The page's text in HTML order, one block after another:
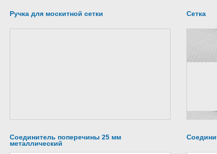
Ручка для москитной сетки Сетка
Соединитель поперечины 25 мм
металлический